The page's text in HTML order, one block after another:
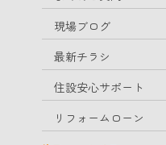
現場ブログ
最新チラシ
住設安心サポート
リフォームローン